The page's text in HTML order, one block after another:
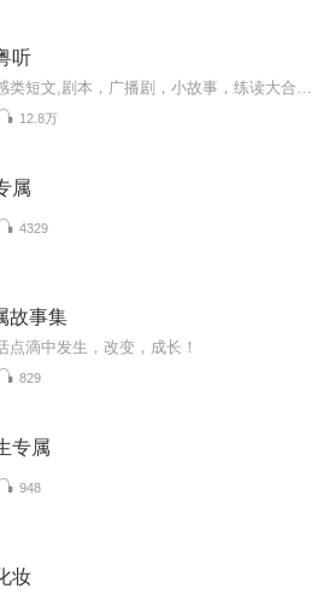
听
12.8万
属
4329
故事集
点滴中发生，改变，成长！
829
专属
948
妆